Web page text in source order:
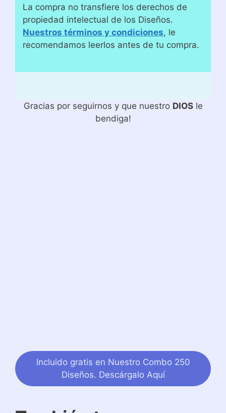
La compra no transfiere los derechos de
propiedad intelectual de los Diseños.
Nuestros términos y condiciones, le
recomendamos leerlos antes de tu compra.
Gracias por seguirnos y que nuestro DIOSle
bendiga!
Incluido gratis en Nuestro Combo 250
Diseños. Descárgalo Aquí